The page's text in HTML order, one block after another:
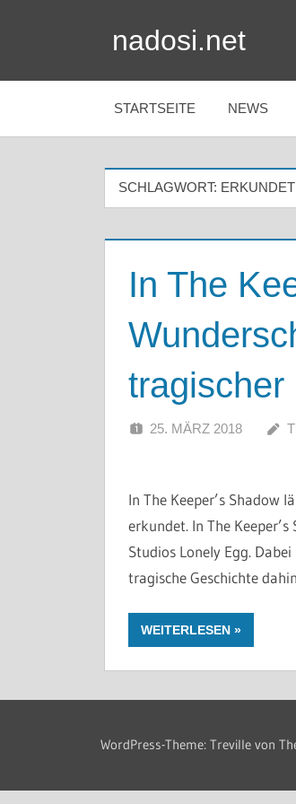
nadosi.net
STARTSEITE NEWS
SCHLAGWORT:
In The
tragischer
25. MÄRZ 2018
In The Keeper’s Shadow
erkundet. In The
Studios Lonely Egg.
tragische Geschichte
WEITERLESEN
WordPress-Theme: Treville von